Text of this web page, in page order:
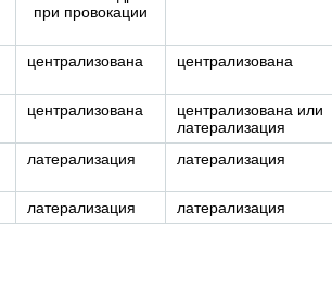
при провокации
централизована централизована
централизована
централизована или
латерализация
латерализация латерализация
латерализация латерализация